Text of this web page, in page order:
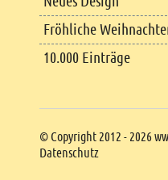
Copyright
© Copyright 2012 - 2026
Datenschutz
Fröhliche
10.000 Einträge